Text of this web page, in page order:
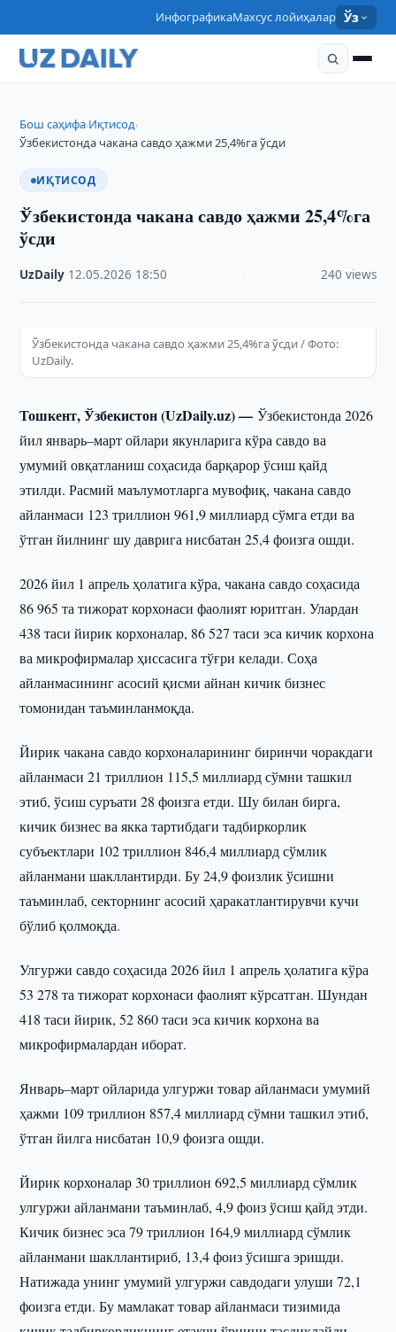
ИнфографикаМахсус лойиҳалар Ўз
Бош саҳифа›Иқтисод›
Ўзбекистонда чакана савдо ҳажми 25,4%га ўсди
ИҚТИСОД
Ўзбекистонда чакана савдо ҳажми 25,4%га
ўсди
UzDaily 12.05.2026 18:50 240 views
Ўзбекистонда чакана савдо ҳажми 25,4%га ўсди / Фото:
UzDaily.
Тошкент, Ўзбекистон (UzDaily.uz) —Ўзбекистонда 2026
йил январь–март ойлари якунларига кўра савдо ва
умумий овқатланиш соҳасида барқарор ўсиш қайд
этилди. Расмий маълумотларга мувофиқ, чакана савдо
айланмаси 123 триллион 961,9 миллиард сўмга етди ва
ўтган йилнинг шу даврига нисбатан 25,4 фоизга ошди.
2026 йил 1 апрель ҳолатига кўра, чакана савдо соҳасида
86 965 та тижорат корхонаси фаолият юритган. Улардан
438 таси йирик корхоналар, 86 527 таси эса кичик корхона
ва микрофирмалар ҳиссасига тўғри келади. Соҳа
айланмасининг асосий қисми айнан кичик бизнес
томонидан таъминланмоқда.
Йирик чакана савдо корхоналарининг биринчи чоракдаги
айланмаси 21 триллион 115,5 миллиард сўмни ташкил
этиб, ўсиш суръати 28 фоизга етди. Шу билан бирга,
кичик бизнес ва якка тартибдаги тадбиркорлик
субъектлари 102 триллион 846,4 миллиард сўмлик
айланмани шакллантирди. Бу 24,9 фоизлик ўсишни
таъминлаб, секторнинг асосий ҳаракатлантирувчи кучи
бўлиб қолмоқда.
Улгуржи савдо соҳасида 2026 йил 1 апрель ҳолатига кўра
53 278 та тижорат корхонаси фаолият кўрсатган. Шундан
418 таси йирик, 52 860 таси эса кичик корхона ва
микрофирмалардан иборат.
Январь–март ойларида улгуржи товар айланмаси умумий
ҳажми 109 триллион 857,4 миллиард сўмни ташкил этиб,
ўтган йилга нисбатан 10,9 фоизга ошди.
Йирик корхоналар 30 триллион 692,5 миллиард сўмлик
улгуржи айланмани таъминлаб, 4,9 фоиз ўсиш қайд этди.
Кичик бизнес эса 79 триллион 164,9 миллиард сўмлик
айланмани шакллантириб, 13,4 фоиз ўсишга эришди.
Натижада унинг умумий улгуржи савдодаги улуши 72,1
фоизга етди. Бу мамлакат товар айланмаси тизимида